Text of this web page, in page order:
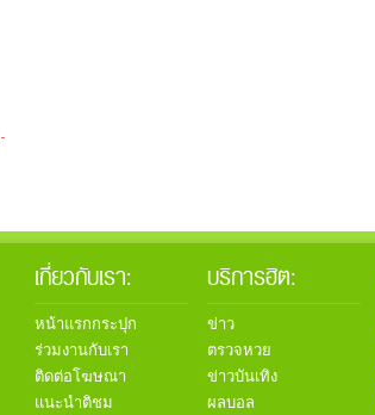
เกี่ยวกับเรา:
หน้าแรกกระปุก
ร่วมงานกับเรา
ติดต่อโฆษณา
แนะนำติชม
บริการฮิต:
ข่าว
ตรวจหวย
ข่าวบันเทิง
ผลบอล